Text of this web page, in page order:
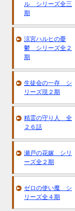
ル シリーズ全三
期
涼宮ハルヒの憂
鬱 シリーズ全２
期
生徒会の一存 シ
リーズ現２期
精霊の守り人 全
２６話
瀬戸の花嫁 シリ
ーズ全２期
ゼロの使い魔 シ
リーズ全４期